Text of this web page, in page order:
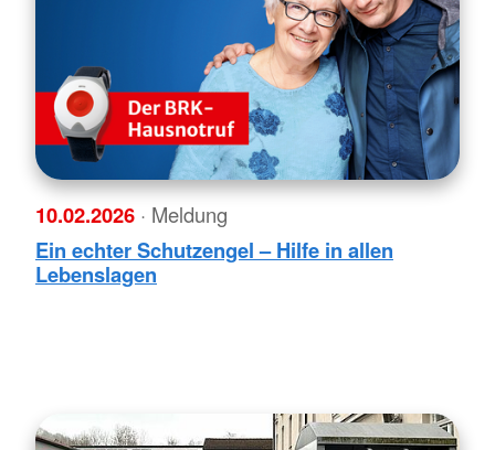
10.02.2026 · Meldung
Ein echter Schutzengel – Hilfe in allen
Lebenslagen